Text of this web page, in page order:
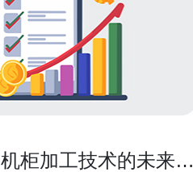
柜加工技术的未来发